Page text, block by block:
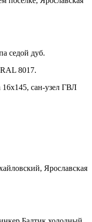
седой дуб.
8017.
сан-узел ГВЛ
Ярославская